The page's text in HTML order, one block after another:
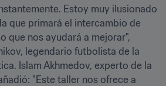
Estoy muy ilusionado
que primará el intercambio de
que nos ayudará a mejorar",
legendario futbolista de la
Islam Akhmedov, experto de la
"Este taller nos ofrece a